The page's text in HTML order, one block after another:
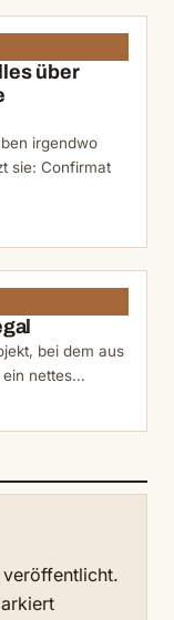
über
irgendwo
sie: Confirmat
bei dem aus
ein nettes…